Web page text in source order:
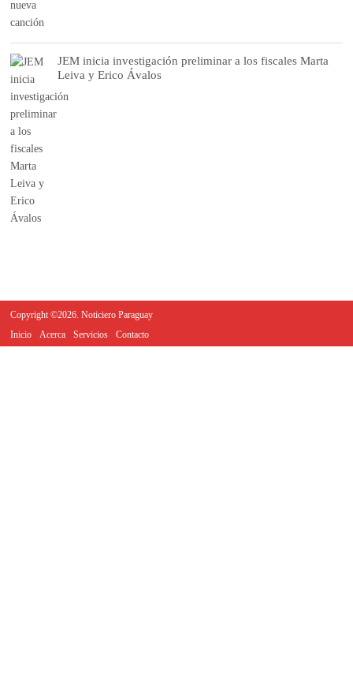
JEM inicia investigación preliminar a los fiscales Marta
Leiva y Erico Ávalos
Copyright ©2026. Noticiero Paraguay
Inicio
Acerca Servicios Contacto